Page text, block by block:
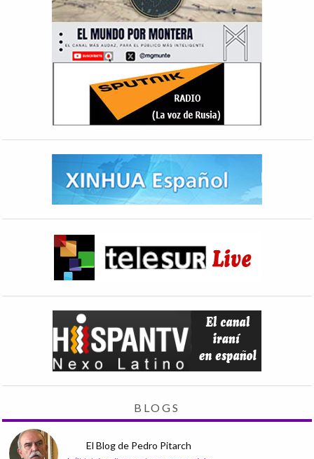
BLOGS
El Blog de Pedro Pitarch